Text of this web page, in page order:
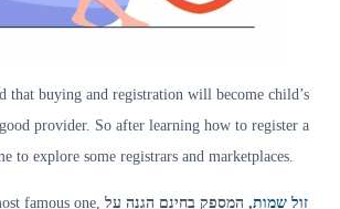
that buying and registration will become child’s
provider. So after learning how to register a
to explore some registrars and marketplaces.
famous one, זול שמות, המספק בחינם הגנה על